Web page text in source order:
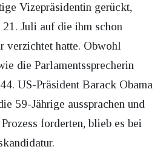
Vizepräsidentin gerückt,
Juli auf die ihm schon
verzichtet hatte. Obwohl
die Parlamentssprecherin
US-Präsident Barack Obama
59-Jährige aussprachen und
forderten, blieb es bei